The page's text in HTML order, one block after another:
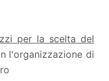
per la scelta del
l'organizzazione di